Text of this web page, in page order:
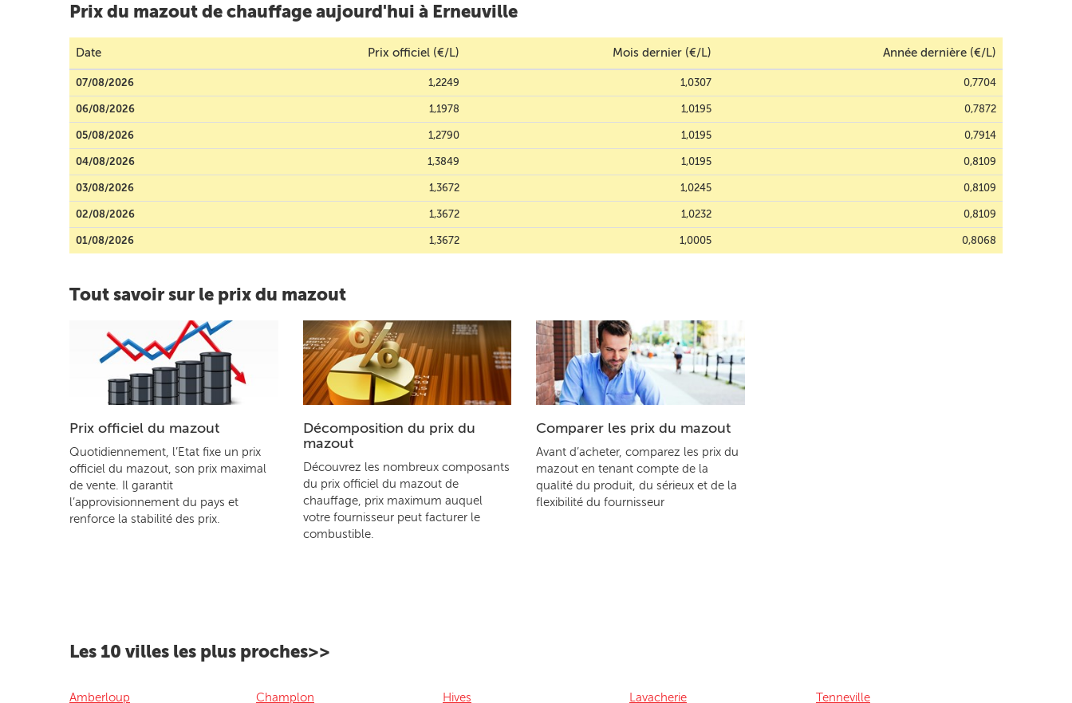
Prix du mazout de chauffage aujourd'hui à Erneuville
Date Prix officiel (€/L) Mois dernier (€/L) Année dernière (€/L)
07/08/2026 1,2249 1,0307 0,7704
06/08/2026 1,1978 1,0195 0,7872
05/08/2026 1,2790 1,0195 0,7914
04/08/2026 1,3849 1,0195 0,8109
03/08/2026 1,3672 1,0245 0,8109
02/08/2026 1,3672 1,0232 0,8109
01/08/2026 1,3672 1,0005 0,8068
Tout savoir sur le prix du mazout
Prix officiel du mazout
Quotidiennement, l’Etat fixe un prix
officiel du mazout, son prix maximal
de vente. Il garantit
l’approvisionnement du pays et
renforce la stabilité des prix.
Décomposition du prix du
mazout
Découvrez les nombreux composants
du prix officiel du mazout de
chauffage, prix maximum auquel
votre fournisseur peut facturer le
combustible.
Comparer les prix du mazout
Avant d’acheter, comparez les prix du
mazout en tenant compte de la
qualité du produit, du sérieux et de la
flexibilité du fournisseur
Les 10 villes les plus proches>>
Amberloup Champlon Hives Lavacherie Tenneville